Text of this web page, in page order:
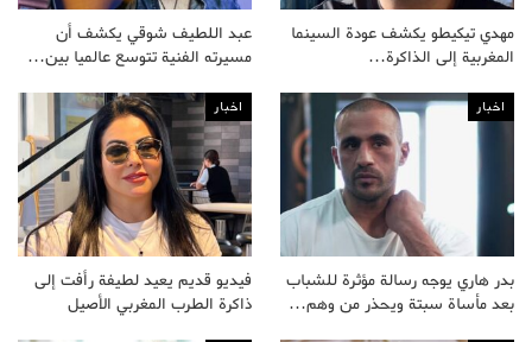
مهدي تيكيطو يكشف عودة السينما
المغربية إلى الذاكرة…
عبد اللطيف شوقي يكشف أن
مسيرته الفنية تتوسع عالميا بين…
اخبار
بدر هاري يوجه رسالة مؤثرة للشباب
بعد مأساة سبتة ويحذر من وهم…
اخبار
فيديو قديم يعيد لطيفة رأفت إلى
ذاكرة الطرب المغربي الأصيل